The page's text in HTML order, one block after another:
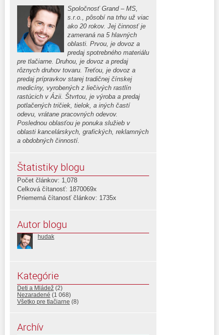
Spoločnosť Grand – MS,
s.r.o., pôsobí na trhu už viac
ako 20 rokov. Jej činnosť je
zameraná na 5 hlavných
oblasti. Prvou, je dovoz a
predaj spotrebného materiálu
pre tlačiarne. Druhou, je dovoz a predaj
rôznych druhov tovaru. Treťou, je dovoz a
predaj prípravkov starej tradičnej čínskej
medicíny, vyrobených z liečivých rastlín
rastúcich v Ázii. Štvrtou, je výroba a predaj
potlačených tričiek, tielok, a iných častí
odevu, vrátane pracovných odevov.
Poslednou oblasťou je ponuka služieb v
oblasti kancelárskych, grafických, reklamných
a obdobných činností.
Štatistiky blogu
Počet článkov: 1,078
Celková čítanosť: 1870069x
Priemerná čítanosť článkov: 1735x
Autor blogu
hudak
Kategórie
Deti a Mládež (2)
Nezaradené (1 068)
Všetko pre tlačiarne (8)
Archív